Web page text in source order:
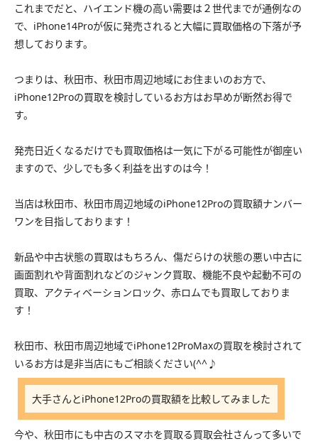
これまでだと、ハイエンド機の高い需要は２世代までが通例なの
で、iPhone14Proが仮に発売されると大幅に買取価格の下落が予
想しております。
つまりは、秋田市、秋田市周辺地域にお住まいのお方で、
iPhone12Proの買取を検討しているお方はお早めが断然お得で
す。
発売日近くなるだけでも買取価格は一気に下がる可能性が御座い
ますので、少しでも多く利益を出すのは今！
当店は秋田市、秋田市周辺地域のiPhone12Proの買取額ナンバー
ワンを目指しております！
新品や中古状態の買取はもちろん、傷だらけの状態の悪い中古に
画面割れや背面割れなどのジャンク買取、機能不良や起動不可の
買取、アクティベーションロック、赤ロムでも買取しておりま
す！
秋田市、秋田市周辺地域でiPhone12ProMaxの買取を検討されて
いるお方は是非当店にもご相談ください(^^♪
大手さんとiPhone12Proの買取額を比較してみました
今や、秋田市にも中古のスマホを買取る買取会社さんって多いで